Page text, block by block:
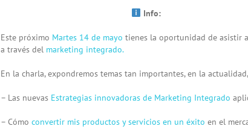
Info:
Este próximo Martes 14 de mayo tienes la oportunidad de asistir a
a través del marketing integrado.
En la charla, expondremos temas tan importantes, en la
– Las nuevas Estrategias innovadoras de Marketing Integrado
– ⁠Cómo convertir mis productos y servicios en un éxito en el